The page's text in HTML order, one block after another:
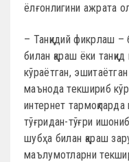
ёлғонлигини ажрата
– Танқидий фикрлаш –
билан қараш ёки
кўраётган,
маънода текшириб
интернет
тўғридан-тўғри
шубҳа билан қараш
маълумотларни